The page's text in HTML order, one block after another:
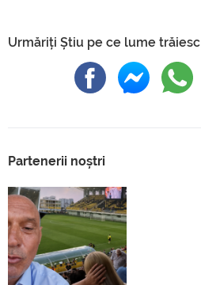
Urmăriți Știu pe ce lume trăiesc
Partenerii noștri